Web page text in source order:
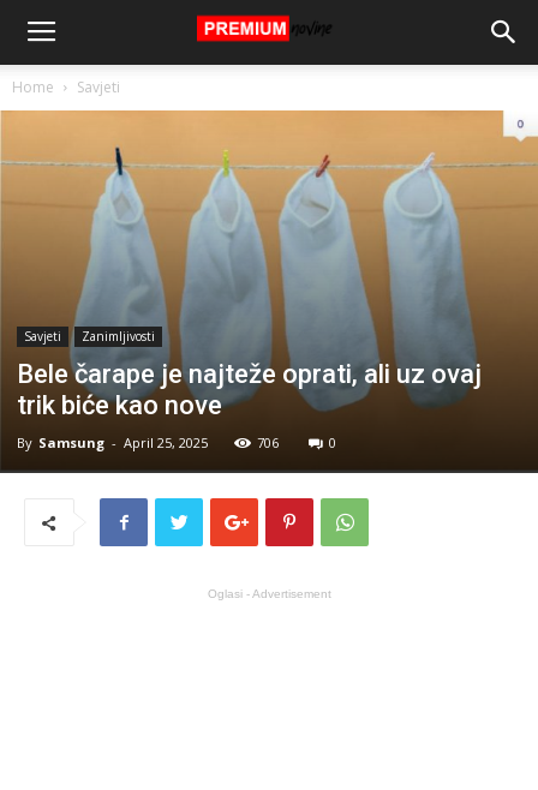
Home Savjeti
Savjeti Zanimljivosti
Bele čarape je najteže oprati, ali uz ovaj
trik biće kao nove
By Samsung - April 25, 2025 706 0
Oglasi - Advertisement